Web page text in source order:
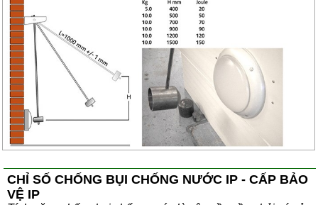
CHỈ SỐ CHỐNG BỤI CHỐNG NƯỚC IP - CẤP BẢO
VỆ IP